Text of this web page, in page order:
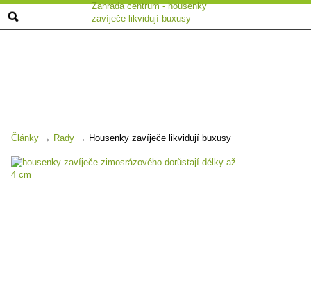
Zahrada centrum - housenky
zavíječe likvidují buxusy
Články → Rady → Housenky zavíječe likvidují buxusy